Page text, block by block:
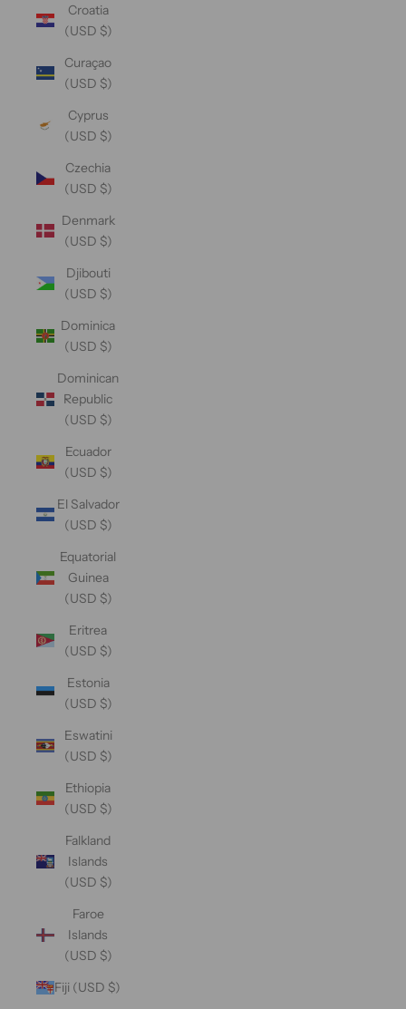
Croatia
(USD $)
Curaçao
(USD $)
Cyprus
(USD $)
Czechia
(USD $)
Denmark
(USD $)
Djibouti
(USD $)
Dominica
(USD $)
Dominican
Republic
(USD $)
Ecuador
(USD $)
El Salvador
(USD $)
Equatorial
Guinea
(USD $)
Eritrea
(USD $)
Estonia
(USD $)
Eswatini
(USD $)
Ethiopia
(USD $)
Falkland
Islands
(USD $)
Faroe
Islands
(USD $)
Fiji (USD $)